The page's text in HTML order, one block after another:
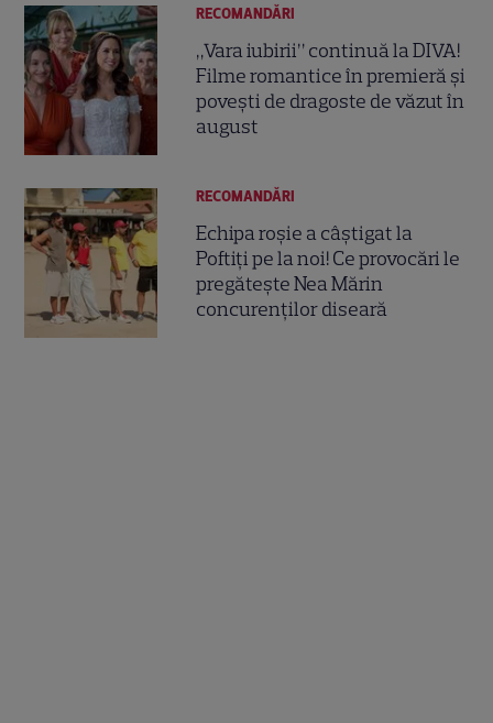
RECOMANDĂRI
„Vara iubirii” continuă la DIVA!
Filme romantice în premieră și
povești de dragoste de văzut în
august
RECOMANDĂRI
Echipa roșie a câștigat la
Poftiți pe la noi! Ce provocări le
pregătește Nea Mărin
concurenților diseară